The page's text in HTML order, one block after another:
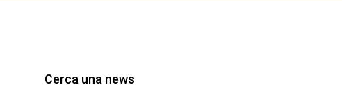
Cerca una news